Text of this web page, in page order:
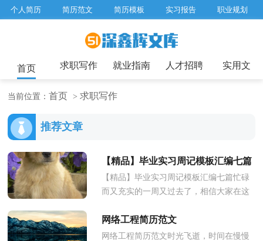
个人简历 简历范文 简历模板 实习报告 职业规划
工作总结 辞职报告
首页 求职写作 就业指南 人才招聘 实用文
当前位置：首页 >求职写作
推荐文章
【精品】毕业实习周记模板汇编七篇
【精品】毕业实习周记模板汇编七篇忙碌
而又充实的一周又过去了，相信大家在这
所见过的周记应该是什么样的...
网络工程简历范文
网络工程简历范文时光飞逝，时间在慢慢